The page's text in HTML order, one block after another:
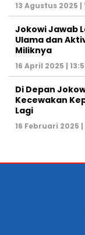
13 Agustus 2025 |
Jokowi Jawab
Ulama dan
Miliknya
16 April 2025 |
Di Depan
Kecewakan
Lagi
16 Februari 2025 |